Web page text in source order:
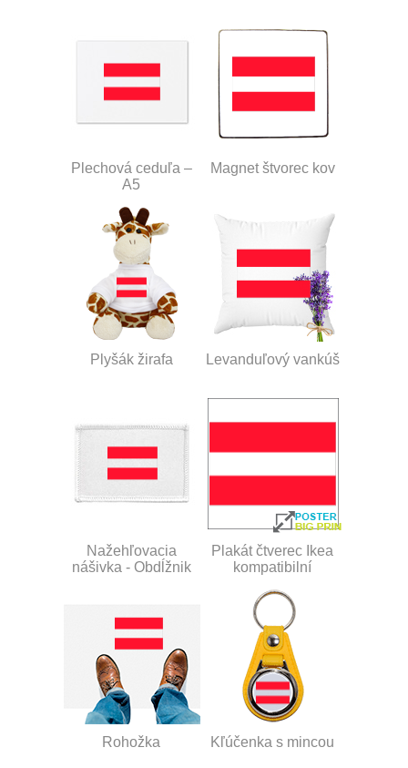
Plechová ceduľa –
A5
Magnet štvorec kov
Plyšák žirafa Levanduľový vankúš
Nažehľovacia
nášivka - Obdĺžnik
Plakát čtverec Ikea
kompatibilní
Rohožka Kľúčenka s mincou